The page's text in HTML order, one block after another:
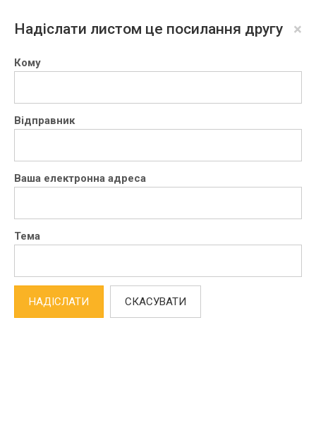
Надіслати листом це посилання другу ×
Кому
Відправник
Ваша електронна адреса
Тема
НАДІСЛАТИ СКАСУВАТИ